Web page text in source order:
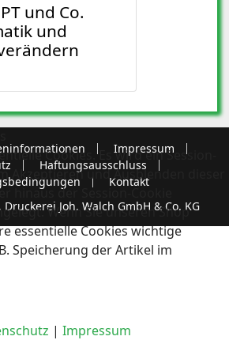
und Co.
und
Impressum
Haftungsausschluss
Kontakt
Joh. Walch GmbH & Co. KG
Cookies. Es wird ein Session-
Akzeptieren und Ausblenden dieser
hinaus der Session-Cookie
Wenn Sie unseren Shop
essentielle Cookies wichtige
Speicherung der Artikel im
| Impressum